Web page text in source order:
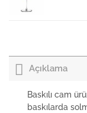
Açıklama
Baskılı cam
baskılarda